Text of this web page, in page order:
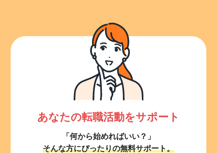
あなたの転職活動をサポート
「何から始めればいい？」
そんな方にぴったりの無料サポート。